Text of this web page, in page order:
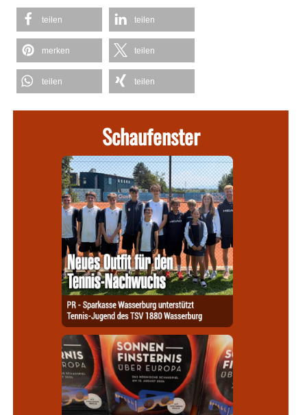
teilen teilen
merken teilen
teilen teilen
Schaufenster